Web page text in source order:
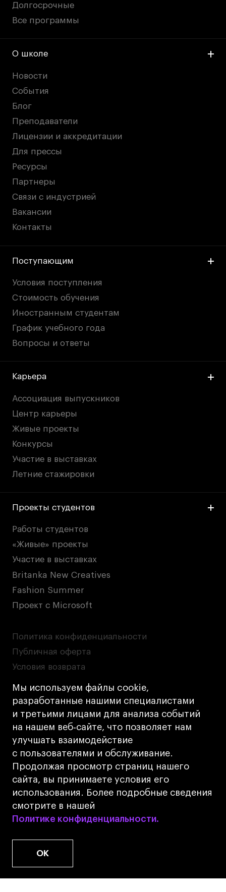
Мы используем файлы cookie,
разработанные нашими специалистами
и третьими лицами для анализа событий
на нашем веб‑сайте, что позволяет нам
улучшать взаимодействие
с пользователями и обслуживание.
Продолжая просмотр страниц нашего
сайта, вы принимаете условия его
использования. Более подробные сведения
смотрите в нашей
Политике конфиденциальности.
Политике конфиденциальности.
OK
Долгосрочные
Все программы
О школе
Новости
События
Блог
Преподаватели
Лицензии и аккредитации
Для прессы
Ресурсы
Партнеры
Связи с индустрией
Вакансии
Контакты
Поступающим
Условия поступления
Стоимость обучения
Иностранным студентам
График учебного года
Вопросы и ответы
Карьера
Ассоциация выпускников
Центр карьеры
Живые проекты
Конкурсы
Участие в выставках
Летние стажировки
Проекты студентов
Работы студентов
«Живые» проекты
Участие в выставках
Britanka New Creatives
Fashion Summer
Проект с Microsoft
© 2026 БВШД
Политика конфиденциальности
Публичная оферта
Условия возврата
Кредит на образование с господдержкой
Лицензия на осуществление образовательной
деятельности АНО ВО «Универсальный
Университет»
Карта сайта
Дизайн
Разработка
Cetera